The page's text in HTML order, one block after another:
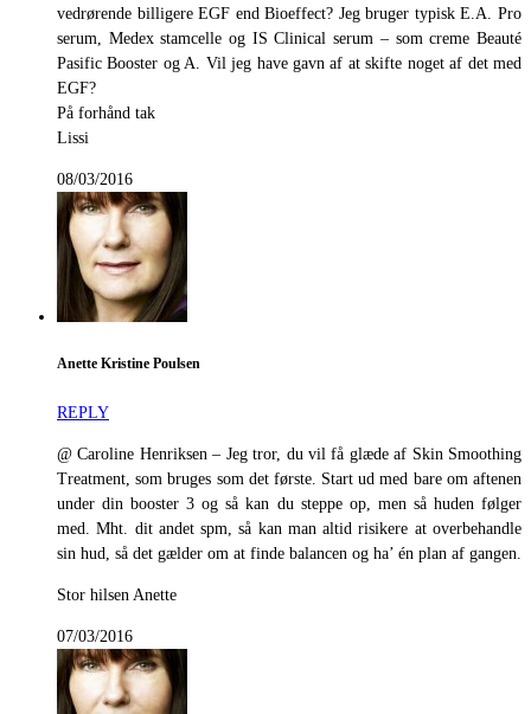
vedrørende billigere EGF end Bioeffect? Jeg bruger typisk E.A. Pro
serum, Medex stamcelle og IS Clinical serum – som creme Beauté
Pasific Booster og A. Vil jeg have gavn af at skifte noget af det med
EGF?
På forhånd tak
Lissi
08/03/2016
Anette Kristine Poulsen
REPLY
@ Caroline Henriksen – Jeg tror, du vil få glæde af Skin Smoothing
Treatment, som bruges som det første. Start ud med bare om aftenen
under din booster 3 og så kan du steppe op, men så huden følger
med. Mht. dit andet spm, så kan man altid risikere at overbehandle
sin hud, så det gælder om at finde balancen og ha’ én plan af gangen.
Stor hilsen Anette
07/03/2016